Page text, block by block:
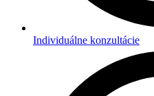
Individuálne konzultácie